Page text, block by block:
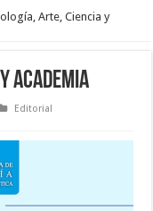
Arte, Ciencia y
Academia
Editorial